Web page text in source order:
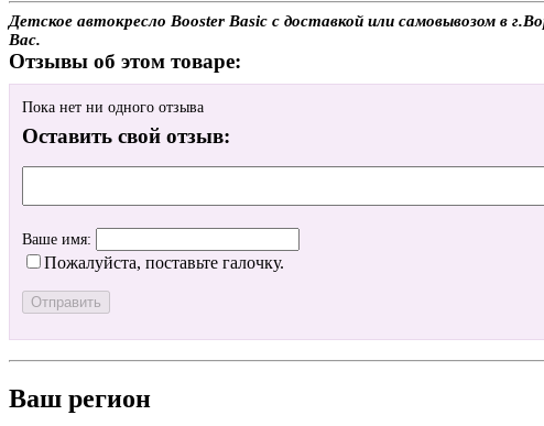
Детское автокресло Booster Basic с доставкой или самовывозом в
Вас.
Отзывы об этом товаре:
Пока нет ни одного отзыва
Оставить свой отзыв:
Ваше имя:
Пожалуйста, поставьте галочку.
Ваш регион